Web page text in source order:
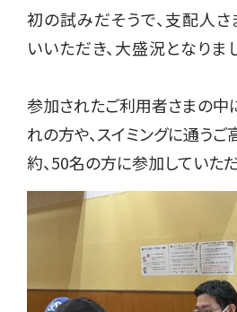
初の試みだそうで、支配人
いいただき、大盛況となりま
参加されたご利用者さまの中
れの方や、スイミングに通う
約、50名の方に参加していた